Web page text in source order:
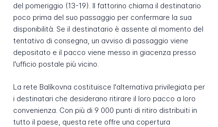
del pomeriggio (13-19). Il fattorino chiama il destinatario
poco prima del suo passaggio per confermare la sua
disponibilità. Se il destinatario è assente al momento del
tentativo di consegna, un avviso di passaggio viene
depositato e il pacco viene messo in giacenza presso
l'ufficio postale più vicino.
La rete Balíkovna costituisce l'alternativa privilegiata per
i destinatari che desiderano ritirare il loro pacco a loro
convenienza. Con più di 9 000 punti di ritiro distribuiti in
tutto il paese, questa rete offre una copertura